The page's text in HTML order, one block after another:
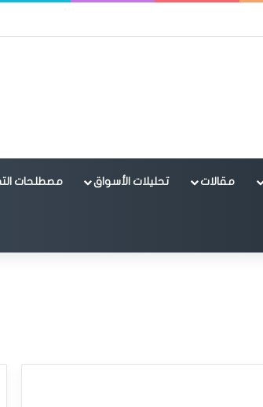
مقالات تحليلات الأسواق مصطلحات